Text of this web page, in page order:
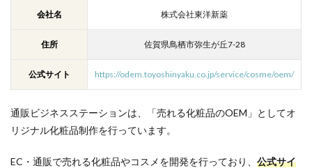
会社名 株式会社東洋新薬
住所 佐賀県鳥栖市弥生が丘7-28
公式サイト https://odem.toyoshinyaku.co.jp/service/cosme/oem/
通販ビジネスステーションは、「売れる化粧品のOEM」としてオ
リジナル化粧品制作を行っています。
EC・通販で売れる化粧品やコスメを開発を行っており、 公式サイ